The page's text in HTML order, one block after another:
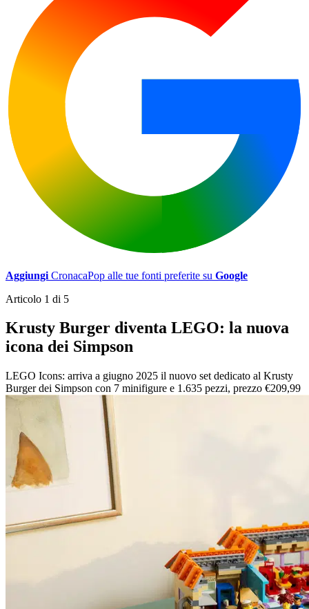
Aggiungi CronacaPop alle tue fonti preferite su Google
Articolo 1 di 5
Krusty Burger diventa LEGO: la nuova
icona dei Simpson
LEGO Icons: arriva a giugno 2025 il nuovo set dedicato al Krusty
Burger dei Simpson con 7 minifigure e 1.635 pezzi, prezzo €209,99